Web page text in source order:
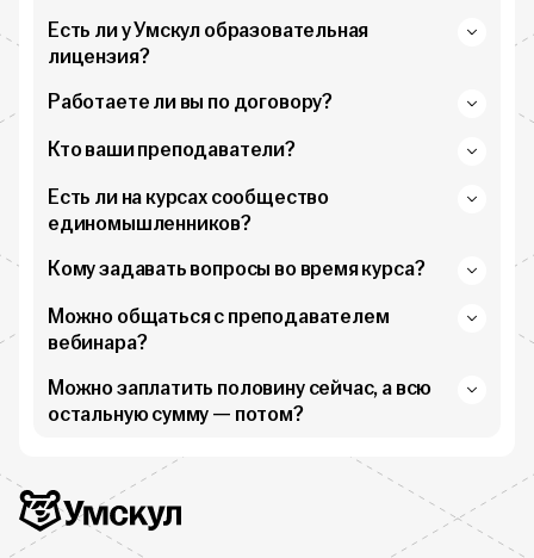
Есть ли у Умскул образовательная
лицензия?
Работаете ли вы по договору?
Кто ваши преподаватели?
Есть ли на курсах сообщество
единомышленников?
Кому задавать вопросы во время курса?
Можно общаться с преподавателем
вебинара?
Можно заплатить половину сейчас, а всю
остальную сумму — потом?
Дополнительная информация
Умскул